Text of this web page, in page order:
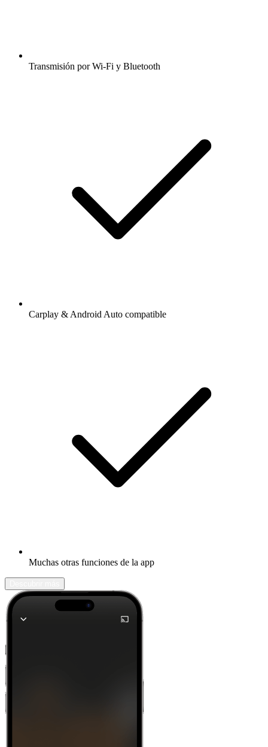
Transmisión por Wi-Fi y Bluetooth
Carplay & Android Auto compatible
Muchas otras funciones de la app